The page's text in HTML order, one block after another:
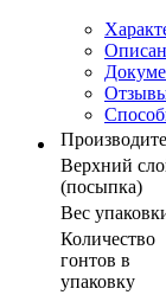
Верхний
(посыпка)
Вес
Количество
гонтов в
упаковку